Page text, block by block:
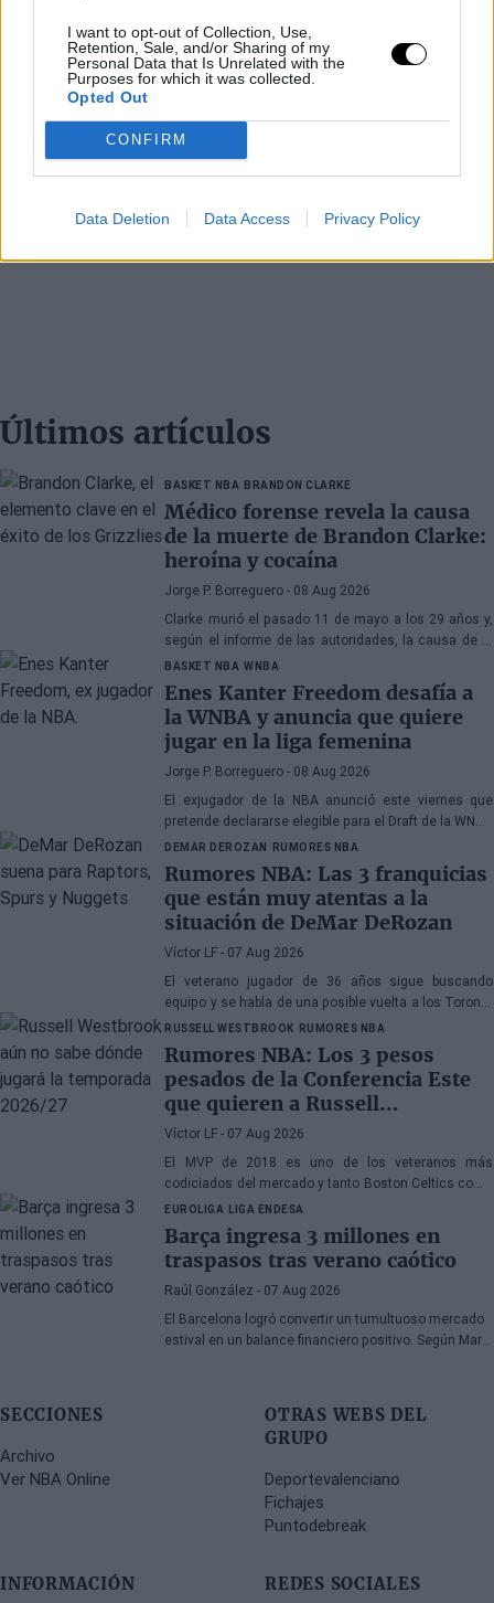
I want to opt-out of Collection, Use,
Retention, Sale, and/or Sharing of my
Personal Data that Is Unrelated with the
Purposes for which it was collected.
Opted Out
CONFIRM
Data Deletion Data Access Privacy Policy
Últimos artículos
BASKET NBA BRANDON CLARKE
Médico forense revela la causa
de la muerte de Brandon Clarke:
heroína y cocaína
Jorge P. Borreguero - 08 Aug 2026
Clarke murió el pasado 11 de mayo a los 29 años y,
según el informe de las autoridades, la causa de la
muerte fueron los efectos de la heroína y la cocaína
BASKET NBA WNBA
Enes Kanter Freedom desafía a
la WNBA y anuncia que quiere
jugar en la liga femenina
Jorge P. Borreguero - 08 Aug 2026
El exjugador de la NBA anunció este viernes que
pretende declararse elegible para el Draft de la WNBA
de 2027
DEMAR DEROZAN RUMORES NBA
Rumores NBA: Las 3 franquicias
que están muy atentas a la
situación de DeMar DeRozan
Víctor LF - 07 Aug 2026
El veterano jugador de 36 años sigue buscando
equipo y se habla de una posible vuelta a los Toronto
Raptors o San Antonio Spurs, mientras Denver
Nuggets también forma parte de la ecuación
RUSSELL WESTBROOK RUMORES NBA
Rumores NBA: Los 3 pesos
pesados de la Conferencia Este
que quieren a Russell
Westbrook
Víctor LF - 07 Aug 2026
El MVP de 2018 es uno de los veteranos más
codiciados del mercado y tanto Boston Celtics como
Cleveland Cavaliers y Detroit Pistons estarían
interesados en hacerse con sus servicios
EUROLIGA LIGA ENDESA
Barça ingresa 3 millones en
traspasos tras verano caótico
Raúl González - 07 Aug 2026
El Barcelona logró convertir un tumultuoso mercado
estival en un balance financiero positivo. Según Marc
marcado por la incertidumbre y los cambios de
SECCIONES
Archivo
Ver NBA Online
OTRAS WEBS DEL
GRUPO
Deportevalenciano
Fichajes
Puntodebreak
INFORMACIÓN REDES SOCIALES